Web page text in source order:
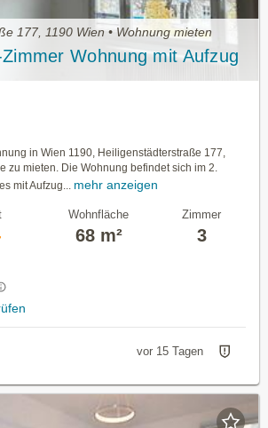
177, 1190 Wien • Wohnung mieten
Wohnung mit Aufzug
in Wien 1190, Heiligenstädterstraße 177,
zu mieten. Die Wohnung befindet sich im 2.
mit Aufzug... mehr anzeigen
Wohnfläche
68 m²
Zimmer
3
vor 15 Tagen